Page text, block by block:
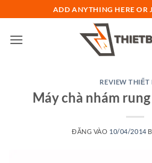
qua
nội
ADD ANYTHING HERE OR
REVIEW THIẾT
Máy chà nhám
ĐĂNG VÀO 10/04/2014